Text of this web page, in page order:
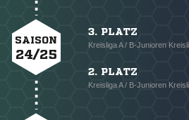
SAISON
24/25
3. PLATZ
Kreisliga A / B-Junioren
2. PLATZ
Kreisliga A / B-Junioren